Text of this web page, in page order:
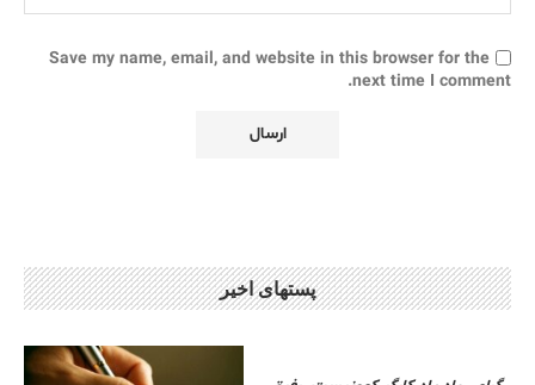
Save my name, email, and website in this browser for the
next time I comment.
پستهای اخیر